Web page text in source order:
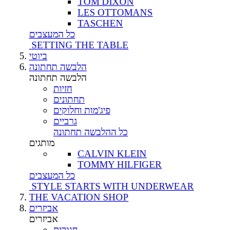
LES OTTOMANS
TASCHEN
כל המעצבים
SETTING THE TABLE
ביוטי
הלבשה תחתונה
הלבשה תחתונה
חזיות
תחתונים
פיג'מות וחלוקים
גרביים
כל ההלבשה תחתונה
מותגים
CALVIN KLEIN
TOMMY HILFIGER
כל המעצבים
STYLE STARTS WITH UNDERWEAR
THE VACATION SHOP
אביזרים
אביזרים